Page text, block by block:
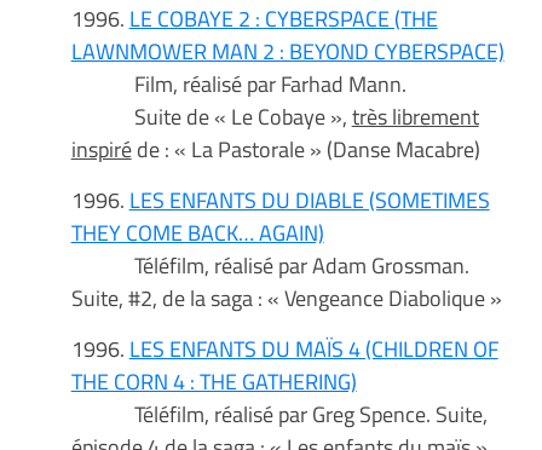
1996. LE COBAYE 2 : CYBERSPACE (THE
LAWNMOWER MAN 2 : BEYOND CYBERSPACE)
Film, réalisé par Farhad Mann.
Suite de « Le Cobaye »,très librement
inspiréde : « La Pastorale » (Danse Macabre)
1996. LES ENFANTS DU DIABLE (SOMETIMES
THEY COME BACK… AGAIN)
Téléfilm, réalisé par Adam Grossman.
Suite, #2, de la saga : « Vengeance Diabolique »
1996. LES ENFANTS DU MAÏS 4 (CHILDREN OF
THE CORN 4 : THE GATHERING)
Téléfilm, réalisé par Greg Spence. Suite,